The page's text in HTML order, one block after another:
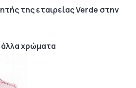
της εταιρείας Verde στην
άλλα χρώματα